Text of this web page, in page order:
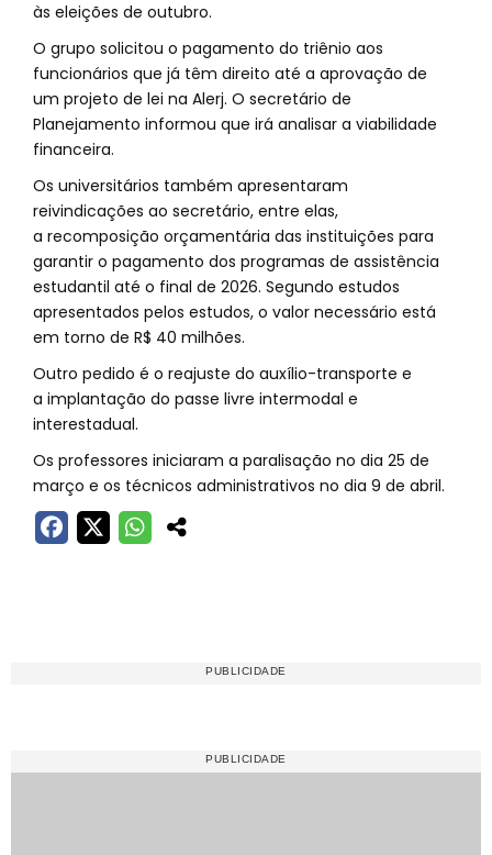
às eleições de outubro.
O grupo solicitou o pagamento do triênio aos
funcionários que já têm direito até a aprovação de
um projeto de lei na Alerj. O secretário de
Planejamento informou que irá analisar a viabilidade
financeira.
Os universitários também apresentaram
reivindicações ao secretário, entre elas,
a recomposição orçamentária das instituições para
garantir o pagamento dos programas de assistência
estudantil até o final de 2026. Segundo estudos
apresentados pelos estudos, o valor necessário está
em torno de R$ 40 milhões.
Outro pedido é o reajuste do auxílio-transporte e
a implantação do passe livre intermodal e
interestadual.
Os professores iniciaram a paralisação no dia 25 de
março e os técnicos administrativos no dia 9 de abril.